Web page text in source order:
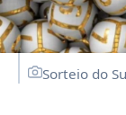
Sorteio do